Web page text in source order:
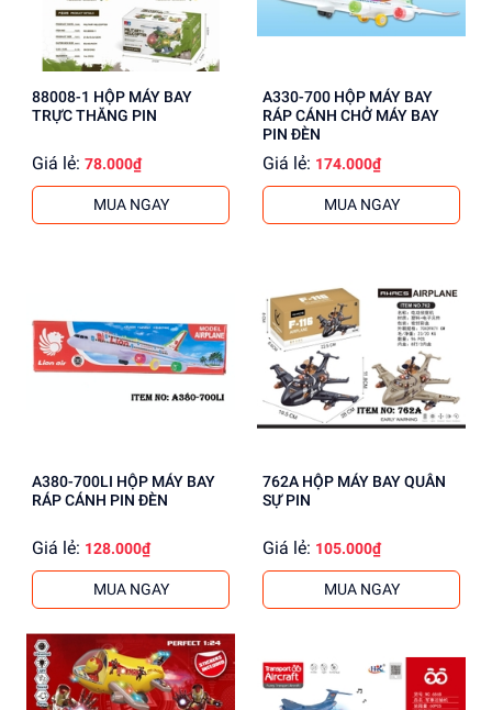
88008-1 HỘP MÁY BAY
TRỰC THĂNG PIN
Giá lẻ: 78.000₫
MUA NGAY
A330-700 HỘP MÁY BAY
RÁP CÁNH CHỞ MÁY BAY
PIN ĐÈN
Giá lẻ: 174.000₫
MUA NGAY
A380-700LI HỘP MÁY BAY
RÁP CÁNH PIN ĐÈN
Giá lẻ: 128.000₫
MUA NGAY
762A HỘP MÁY BAY QUÂN
SỰ PIN
Giá lẻ: 105.000₫
MUA NGAY